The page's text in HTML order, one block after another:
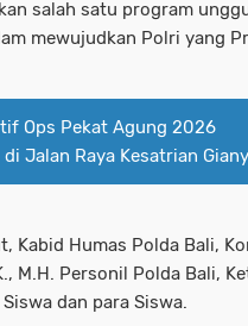
salah satu program
mewujudkan Polri yang
Ops Pekat Agung 2026
Jalan Raya Kesatrian
Kabid Humas Polda Bali,
M.H. Personil Polda Bali,
dan para Siswa.